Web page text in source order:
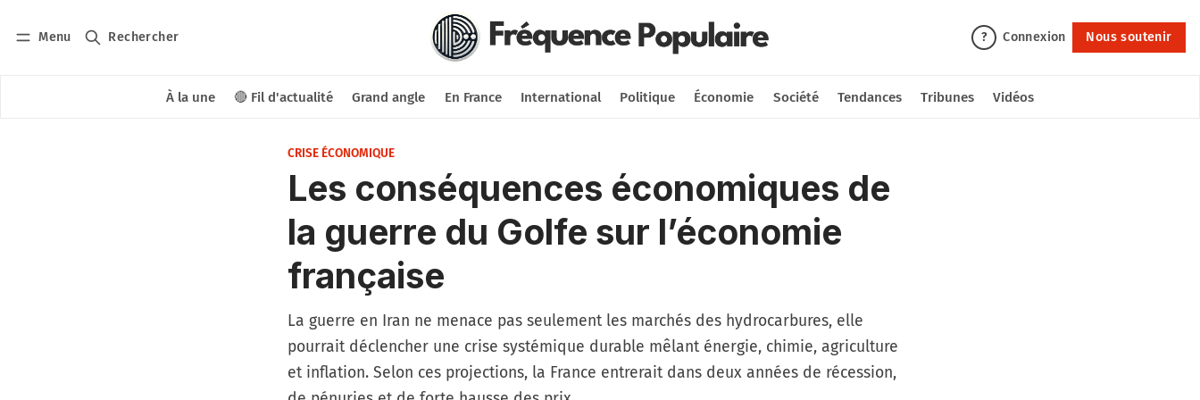
Menu Rechercher ? Connexion Nous soutenir
À la une 🔴 Fil d'actualité Grand angle En France International Politique Économie Société Tendances Tribunes Vidéos
Nous soutenir
CRISE ÉCONOMIQUE
Les conséquences économiques de
la guerre du Golfe sur l’économie
française
La guerre en Iran ne menace pas seulement les marchés des hydrocarbures, elle
pourrait déclencher une crise systémique durable mêlant énergie, chimie, agriculture
et inflation. Selon ces projections, la France entrerait dans deux années de récession,